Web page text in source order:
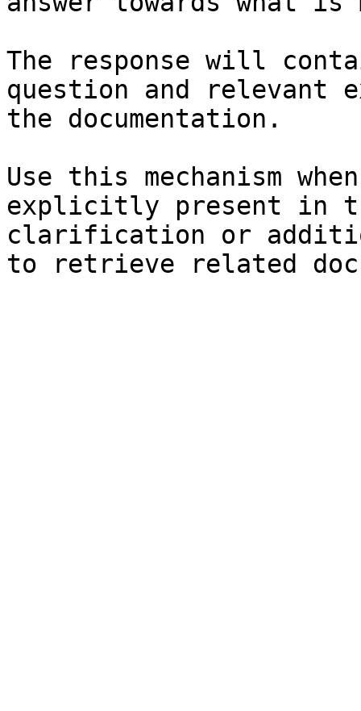
The response will
question and relevant
the documentation.
Use this mechanism
explicitly present in
clarification or